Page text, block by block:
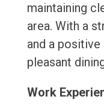
maintaining
area. With a
and a
pleasant
Work